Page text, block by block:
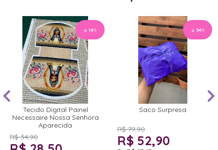
18%
Tecido Digital Painel
Necessaire Nossa Senhora
Aparecida
R$ 34,90
34%
Saco Surpresa
R$ 79,90
R$ 52,90